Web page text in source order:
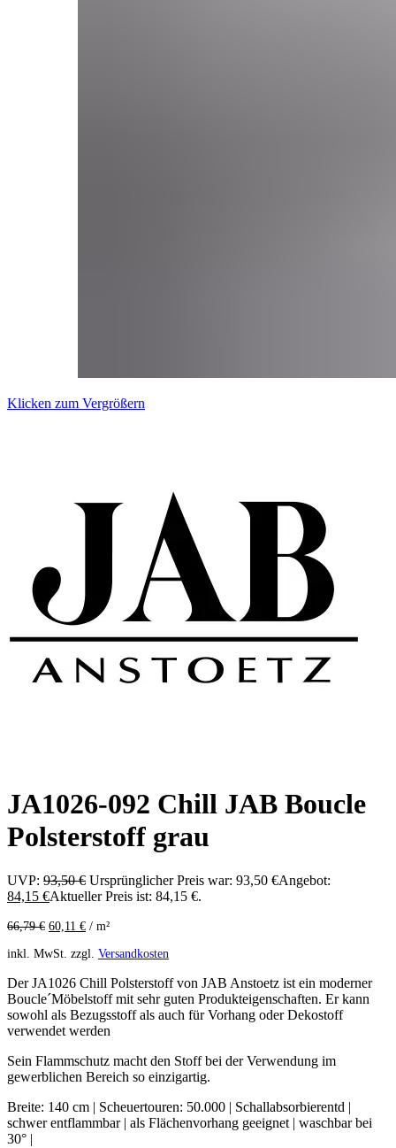
Klicken zum Vergrößern
JA1026-092 Chill JAB Boucle
Polsterstoff grau
UVP: 93,50€ Ursprünglicher Preis war: 93,50 €Angebot:
84,15 €Aktueller Preis ist: 84,15 €.
66,79€ 60,11 € / m²
inkl. MwSt. zzgl. Versandkosten
Der JA1026 Chill Polsterstoff von JAB Anstoetz ist ein moderner
Boucle´Möbelstoff mit sehr guten Produkteigenschaften. Er kann
sowohl als Bezugsstoff als auch für Vorhang oder Dekostoff
verwendet werden
Sein Flammschutz macht den Stoff bei der Verwendung im
gewerblichen Bereich so einzigartig.
Breite: 140 cm | Scheuertouren: 50.000 | Schallabsorbierentd |
schwer entflammbar | als Flächenvorhang geeignet | waschbar bei
30° |